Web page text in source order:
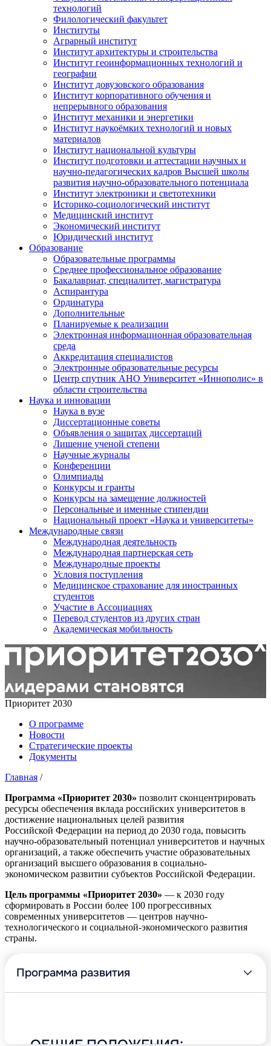
технологий
Филологический факультет
Институты
Аграрный институт
Институт архитектуры и строительства
Институт геоинформационных технологий и
географии
Институт довузовского образования
Институт корпоративного обучения и
непрерывного образования
Институт механики и энергетики
Институт наукоёмких технологий и новых
материалов
Институт национальной культуры
Институт подготовки и аттестации научных и
научно-педагогических кадров Высшей школы
развития научно-образовательного потенциала
Институт электроники и светотехники
Историко-социологический институт
Медицинский институт
Экономический институт
Юридический институт
Образование
Образовательные программы
Среднее профессиональное образование
Бакалавриат, специалитет, магистратура
Аспирантура
Ординатура
Дополнительные
Планируемые к реализации
Электронная информационная образовательная
среда
Аккредитация специалистов
Электронные образовательные ресурсы
Центр спутник АНО Университет «Иннополис» в
области строительства
Наука и инновации
Наука в вузе
Диссертационные советы
Объявления о защитах диссертаций
Лишение ученой степени
Научные журналы
Конференции
Олимпиады
Конкурсы и гранты
Конкурсы на замещение должностей
Персональные и именные стипендии
Национальный проект «Наука и университеты»
Международные связи
Международная деятельность
Международная партнерская сеть
Международные проекты
Условия поступления
Медицинское страхование для иностранных
студентов
Участие в Ассоциациях
Перевод студентов из других стран
Академическая мобильность
Приоритет 2030
О программе
Новости
Стратегические проекты
Документы
Главная /
Программа «Приоритет 2030» позволит сконцентрировать
ресурсы обеспечения вклада российских университетов в
достижение национальных целей развития
Российской Федерации на период до 2030 года, повысить
научно-образовательный потенциал университетов и научных
организаций, а также обеспечить участие образовательных
организаций высшего образования в социально-
экономическом развитии субъектов Российской Федерации.
Цель программы «Приоритет 2030» — к 2030 году
сформировать в России более 100 прогрессивных
современных университетов — центров научно-
технологического и социальной-экономического развития
страны.